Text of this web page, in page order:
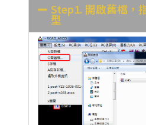
Step1. 開啟舊檔，
型